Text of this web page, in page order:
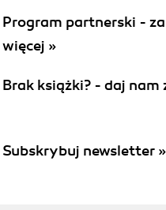
Program partnerski -
więcej »
Brak książki? - daj nam
Subskrybuj newsletter »